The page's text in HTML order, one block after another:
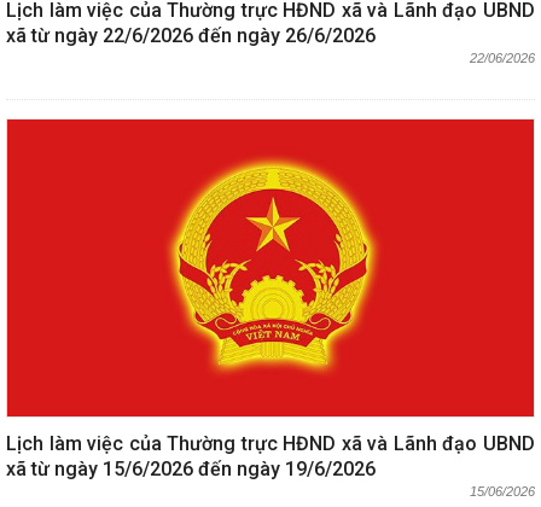
Lịch làm việc của Thường trực HĐND xã và Lãnh đạo UBND
xã từ ngày 22/6/2026 đến ngày 26/6/2026
22/06/2026
Lịch làm việc của Thường trực HĐND xã và Lãnh đạo UBND
xã từ ngày 15/6/2026 đến ngày 19/6/2026
15/06/2026